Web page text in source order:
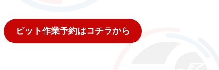
ピット作業予約はコチラから